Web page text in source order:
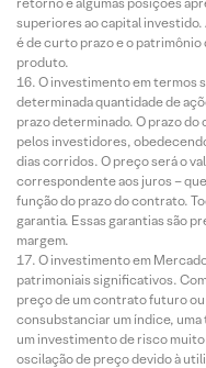
superiores ao capital
é de curto prazo e o
produto.
O investimento em termos
determinada quantidade de
prazo determinado. O prazo
pelos investidores,
dias corridos. O preço será o
correspondente aos juros –
função do prazo do contrato.
garantia. Essas garantias são
margem.
O investimento em
patrimoniais significativos.
preço de um contrato futuro
consubstanciar um índice, uma
um investimento de risco
oscilação de preço devido à